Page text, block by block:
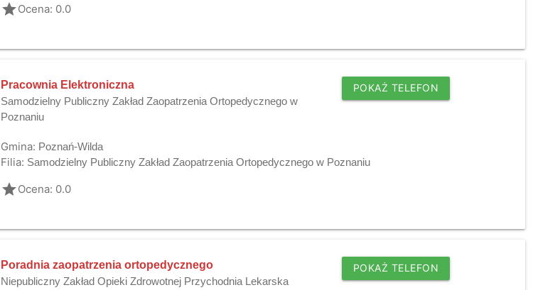
gradeOcena: 0.0
Pracownia Elektroniczna
Samodzielny Publiczny Zakład Zaopatrzenia Ortopedycznego w
Poznaniu
POKAŻ TELEFON
Gmina: Poznań-Wilda
Filia: Samodzielny Publiczny Zakład Zaopatrzenia Ortopedycznego w Poznaniu
gradeOcena: 0.0
Poradnia zaopatrzenia ortopedycznego
Niepubliczny Zakład Opieki Zdrowotnej Przychodnia Lekarska
POKAŻ TELEFON